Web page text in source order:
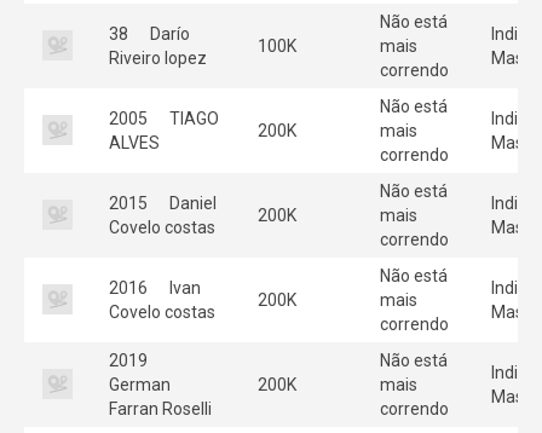
38
Darío
Riveiro lopez
100K
Não está
mais
correndo
2005
TIAGO
ALVES
200K
Não está
mais
correndo
2015
Daniel
Covelo costas
200K
Não está
mais
correndo
2016
Ivan
Covelo costas
200K
Não está
mais
correndo
2019
German
Farran Roselli
200K
Não está
mais
correndo